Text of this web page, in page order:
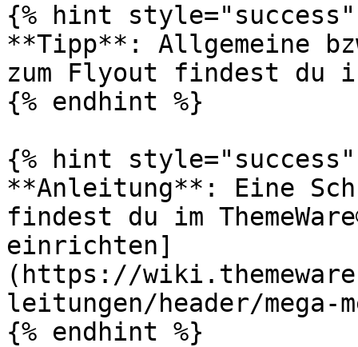
{% hint style="success"
**Tipp**: Allgemeine
zum Flyout findest du
{% endhint %}
{% hint style="success"
**Anleitung**: Eine
findest du im
einrichten]
(https://
leitungen/header/mega-
{% endhint %}